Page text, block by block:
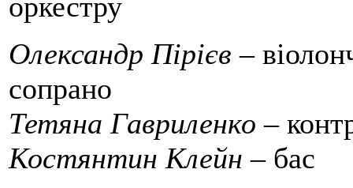
Олександр Пірієв –
сопрано
Тетяна Гавриленко –
Костянтин Клейн – бас